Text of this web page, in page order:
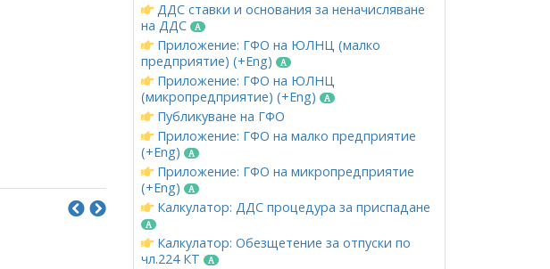
ДДС ставки и основания за неначисляване
на ДДС
Приложение: ГФО на ЮЛНЦ (малко
предприятие) (+Eng)
Приложение: ГФО на ЮЛНЦ
(микропредприятие) (+Eng)
Публикуване на ГФО
Приложение: ГФО на малко предприятие
(+Eng)
Приложение: ГФО на микропредприятие
(+Eng)
Калкулатор: ДДС процедура за приспадане
Калкулатор: Обезщетение за отпуски по
чл.224 КТ